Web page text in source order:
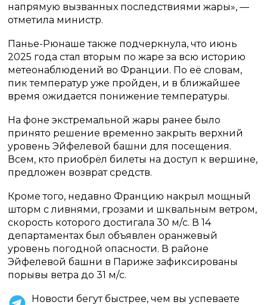
напрямую вызванных последствиями жары», —
отметила министр.
Панье-Рюнаше также подчеркнула, что июнь
2025 года стал вторым по жаре за всю историю
метеонаблюдений во Франции. По её словам,
пик температур уже пройден, и в ближайшее
время ожидается понижение температуры.
На фоне экстремальной жары ранее было
принято решение временно закрыть верхний
уровень Эйфелевой башни для посещения.
Всем, кто приобрёл билеты на доступ к вершине,
предложен возврат средств.
Кроме того, недавно Францию накрыл мощный
шторм с ливнями, грозами и шквальным ветром,
скорость которого достигала 30 м/с. В 14
департаментах был объявлен оранжевый
уровень погодной опасности. В районе
Эйфелевой башни в Париже зафиксированы
порывы ветра до 31 м/с.
Новости бегут быстрее, чем вы успеваете